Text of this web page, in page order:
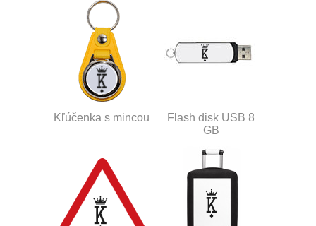
Kľúčenka s mincou
Flash disk USB 8
GB